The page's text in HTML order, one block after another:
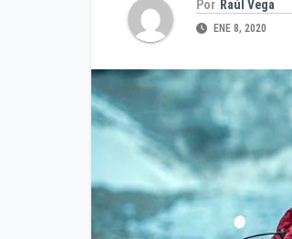
Por Raúl Vega
ENE 8, 2020